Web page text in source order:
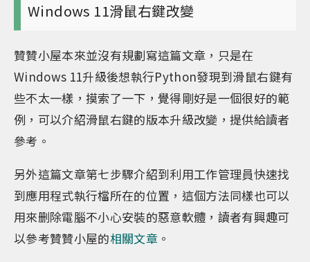
Windows 11滑鼠右鍵改變
贊贊小屋本來並沒有規劃寫這篇文章，只是在
Windows 11升級後想執行Python發現到滑鼠右鍵有
些不太一樣，摸索了一下，覺得剛好是一個很好的範
例，可以介紹滑鼠右鍵的版本升級改變，提供給讀者
參考。
另外這篇文章第七步驟介紹到利用工作管理員快速找
到應用程式執行檔所在的位置，這個方法同樣也可以
用來删除電腦不小心安裝的惡意軟體，讀者有興趣可
以參考贊贊小屋的相關文章 。